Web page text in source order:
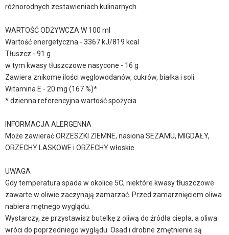
różnorodnych zestawieniach kulinarnych.
WARTOŚĆ ODŻYWCZA W 100 ml
Wartość energetyczna - 3367 kJ/819 kcal
Tłuszcz - 91 g
w tym kwasy tłuszczowe nasycone - 16 g
Zawiera znikome ilości węglowodanów, cukrów, białka i soli.
Witamina E - 20 mg (167 %)*
* dzienna referencyjna wartość spożycia
INFORMACJA ALERGENNA
Może zawierać ORZESZKI ZIEMNE, nasiona SEZAMU, MIGDAŁY,
ORZECHY LASKOWE i ORZECHY włoskie.
UWAGA
Gdy temperatura spada w okolice 5C, niektóre kwasy tłuszczowe
zawarte w oliwie zaczynają zamarzać. Przed zamarznięciem oliwa
nabiera mętnego wyglądu.
Wystarczy, że przystawisz butelkę z oliwą do źródła ciepła, a oliwa
wróci do poprzedniego wyglądu. Osad i drobne zmętnienie są